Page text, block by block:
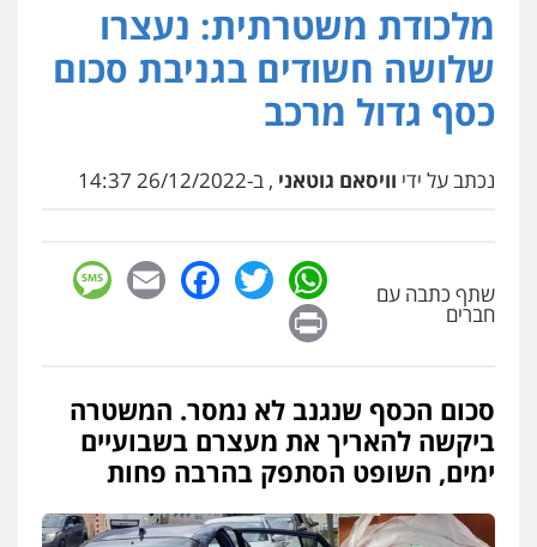
עו"ד ראוף נג'אר
פלילי עורכי דין לענייני אסירים מעצרים
סמים רכוש
0548009246
פלילי צווארון לבן מס הכנסה מע"מ
עדי כרמלי – חברת עו"ד
כלכלי
0525060666
גיא זהבי משרד עורכי דין
פלילי משפחה
503456449
מלכודת משטרתית: נעצרו
שלושה חשודים בגניבת סכום
כסף גדול מרכב
נכתב על ידי וויסאם גוטאני , ב-26/12/2022 14:37
שתף כתבה עם
חברים
WhatsApp
Twitter
Facebook
Email
סכום הכסף שנגנב לא נמסר. המשטרה
ביקשה להאריך את מעצרם בשבועיים
ימים, השופט הסתפק בהרבה פחות